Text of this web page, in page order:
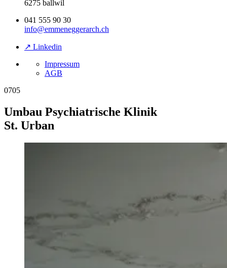
6275 ballwil
041 555 90 30
info@emmeneggerarch.ch
↗ Linkedin
Impressum
AGB
0705
Umbau Psychiatrische Klinik
St. Urban